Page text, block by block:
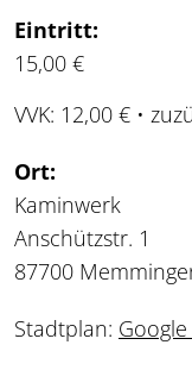
Eintritt:
15,00 €
VVK: 12,00 € •
Ort:
Kaminwerk
Anschützstr. 1
87700
Stadtplan: